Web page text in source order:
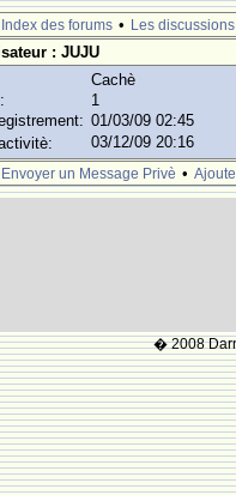
Index des forums • Les discussions
: JUJU
Cachè
1
01/03/09 02:45
03/12/09 20:16
Envoyer un Message Privè •
� 2008